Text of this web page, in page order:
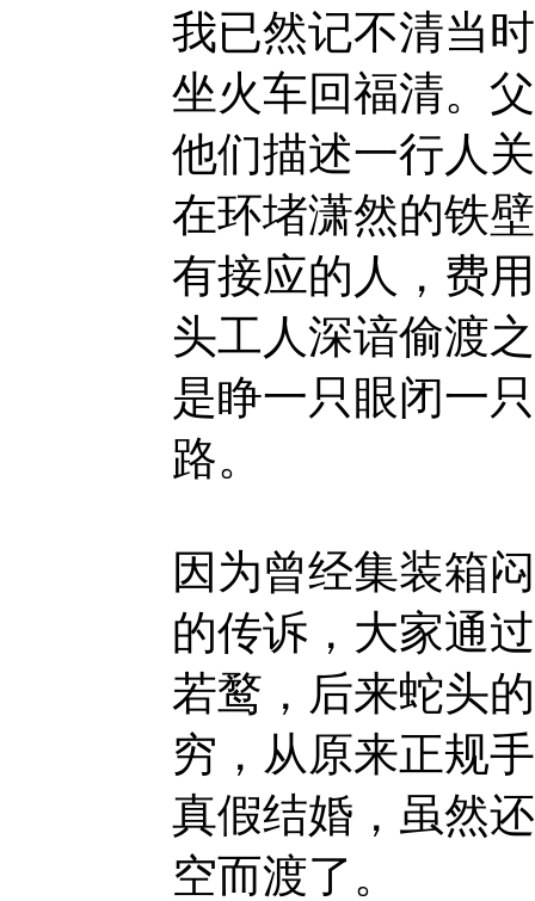
我已然记不清当
坐火车回福清。
他们描述一行人
在环堵潇然的铁
有接应的人，费
头工人深谙偷渡
是睁一只眼闭一
路。
因为曾经集装箱
的传诉，大家通
若鹜，后来蛇头
穷，从原来正规
真假结婚，虽然
空而渡了。